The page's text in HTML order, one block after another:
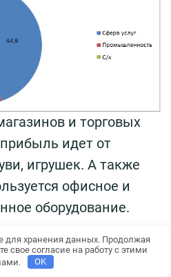
и торговых
идет от
игрушек. А также
офисное и
оборудование.
для хранения данных. Продолжая
свое согласие на работу с этими
OK